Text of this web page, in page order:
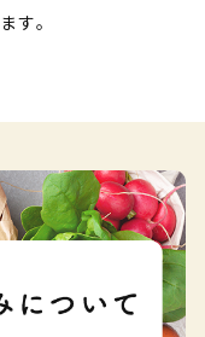
す。